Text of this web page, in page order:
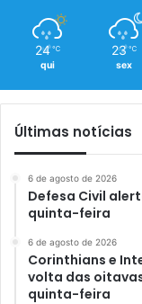
24 ℃
qui
23 ℃
sex
Últimas notícias
6 de agosto de 2026
Defesa Civil
quinta-feira
6 de agosto de 2026
Corinthians e
volta das
quinta-feira